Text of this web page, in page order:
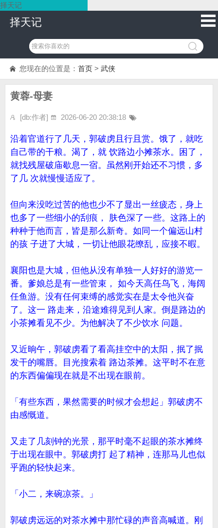
择天记
择天记
您现在的位置是： 首页 > 武侠
黄蓉-母妻
[db:作者] 2026-06-20 20:38:18
沿着官道行了几天，郭破虏且行且赏。饿了，就吃
自己带的干粮。渴了，就 饮路边小摊茶水。困了，
就找残屋破庙歇息一宿。虽然刚开始还不习惯，多
了几 次就慢慢适应了。
但向来没吃过苦的他也少不了显出一丝疲态，身上
也多了一些细小的刮痕， 肤色深了一些。这路上的
种种于他而言，皆是那么新奇。如同一个偏远山村
的孩 子进了大城，一切让他眼花缭乱，应接不暇。
襄阳也是大城，但他从没有单独一人好好的游览一
番。爹娘总是有一些管束， 如今天高任鸟飞，海阔
任鱼游。没有任何束缚的感觉实在是太令他兴奋
了。这一 路走来，沿途难得见到人家。倒是路边的
小茶摊看见不少。为他解决了不少饮水 问题。
又近晌午，郭破虏看了看高挂空中的太阳，抿了抿
发干的嘴唇。目光搜索着 路边茶摊。这平时不在意
的东西偏偏现在就是不出现在眼前。
「有些东西，果然需要的时候才会想起」郭破虏不
由感慨道。
又走了几刻钟的光景，那平时毫不起眼的茶水摊终
于出现在眼中。郭破虏打 起了精神，连那马儿也似
乎跑的轻快起来。
「小二，来碗凉茶。」
郭破虏远远的对茶水摊中那忙碌的声音高喊道。刚